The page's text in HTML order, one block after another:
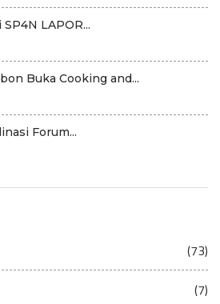
LAPOR...
Buka Cooking and...
Forum...
(73)
(7)